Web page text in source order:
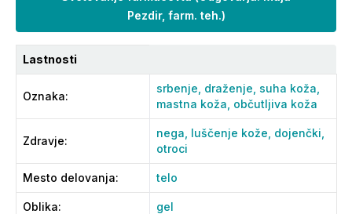
Pezdir, farm. teh.)
Lastnosti
Oznaka:
srbenje, draženje, suha koža,
mastna koža, občutljiva koža
Zdravje:
nega, luščenje kože, dojenčki,
otroci
Mesto delovanja: telo
Oblika: gel